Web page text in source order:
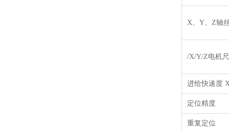
X、 Y、 Z轴
/X/Y/Z电机
进给快速度
定位精度
重复定位